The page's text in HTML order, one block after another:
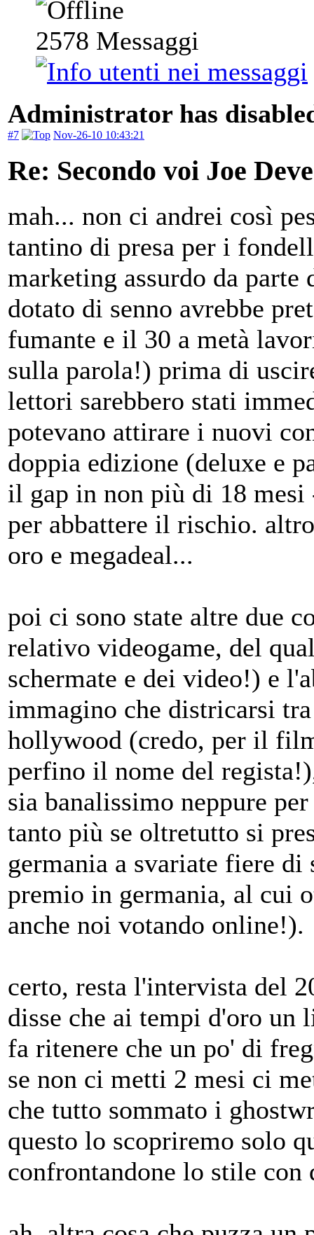
2578 Messaggi
Administrator has
#7 Nov-26-10 10:43:21
Re: Secondo voi Joe
mah... non ci andrei così
tantino di presa per i
marketing assurdo da parte
dotato di senno avrebbe
fumante e il 30 a metà
sulla parola!) prima di
lettori sarebbero stati
potevano attirare i nuovi
doppia edizione (deluxe e
il gap in non più di 18 mesi
per abbattere il rischio.
oro e megadeal...
poi ci sono state altre due
relativo videogame, del
schermate e dei video!) e
immagino che districarsi
hollywood (credo, per il
perfino il nome del
sia banalissimo neppure
tanto più se oltretutto si
germania a svariate fiere
premio in germania, al cui
anche noi votando online!).
certo, resta l'intervista del
disse che ai tempi d'oro
fa ritenere che un po' di
se non ci metti 2 mesi ci
che tutto sommato i
questo lo scopriremo solo
confrontandone lo stile